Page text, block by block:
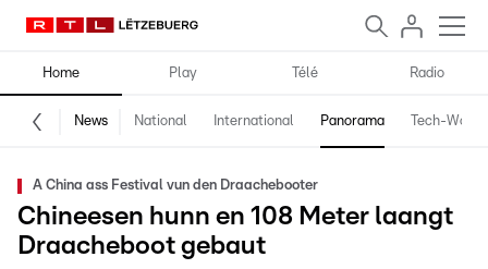
Home Play Télé Radio
News National International Panorama Tech-World
A China ass Festival vun den Draachebooter
Chineesen hunn en 108 Meter laangt
Draacheboot gebaut